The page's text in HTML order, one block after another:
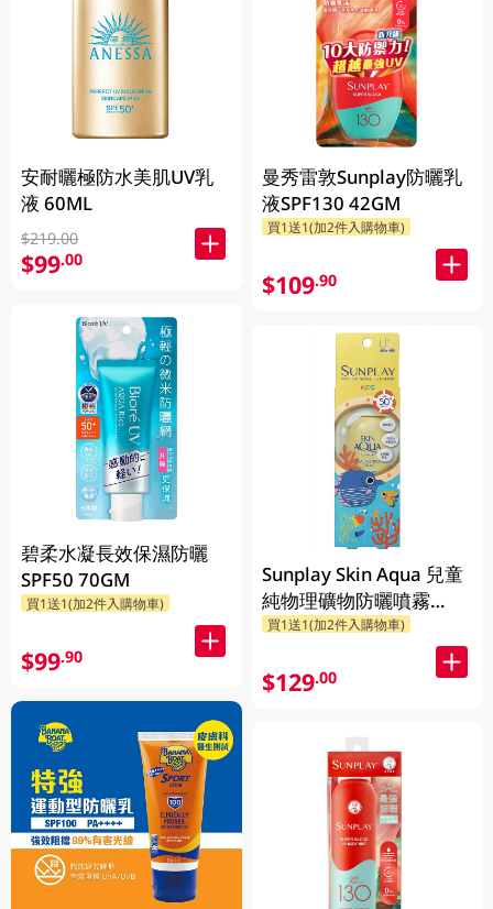
安耐曬極防水美肌UV乳
液 60ML
$219.00
$99.00
碧柔水凝長效保濕防曬
SPF50 70GM
買1送1(加2件入購物車)
$99.90
曼秀雷敦Sunplay防曬乳
液SPF130 42GM
買1送1(加2件入購物車)
$109.90
Sunplay Skin Aqua 兒童
純物理礦物防曬噴霧
SPF50+ PA++++ 100ML
買1送1(加2件入購物車)
$129.00